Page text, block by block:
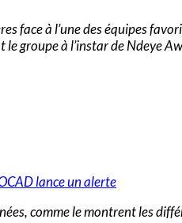
face à l’une des équipes
groupe à l’instar de Ndeye
comme le montrent les